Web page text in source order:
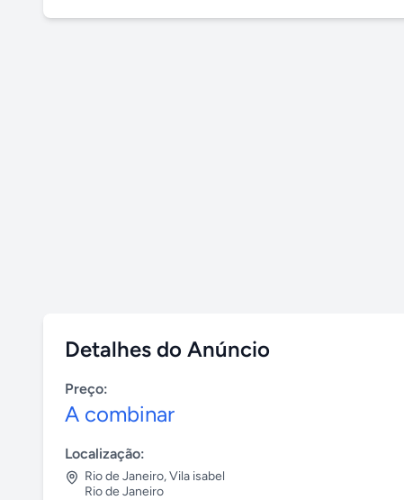
Detalhes do Anúncio
Preço:
A combinar
Localização:
Rio de Janeiro,Vila isabel
Rio de Janeiro